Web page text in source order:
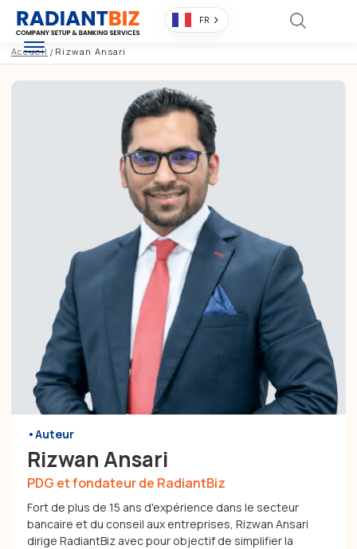
FR
Accueil / Rizwan Ansari
•Auteur
Rizwan Ansari
PDG et fondateur de RadiantBiz
Fort de plus de 15 ans d'expérience dans le secteur
bancaire et du conseil aux entreprises, Rizwan Ansari
dirige RadiantBiz avec pour objectif de simplifier la